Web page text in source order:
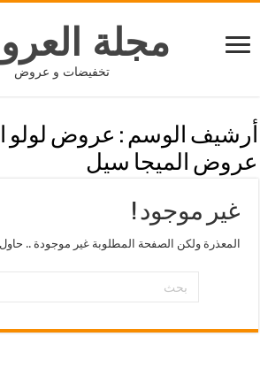
مجلة
تخفيضات و عروض
أرشيف الوسم : عروض لولو
عروض الميجا سيل
غير موجود !
المعذرة ولكن الصفحة المطلوبة غير موجودة ..